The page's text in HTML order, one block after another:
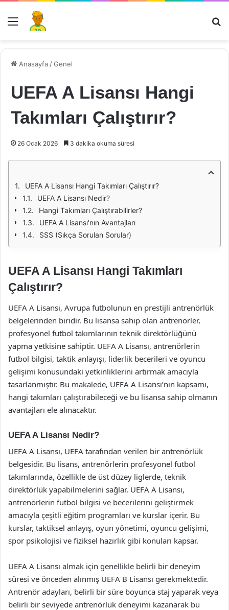
Menü
Anasayfa /Genel
UEFA A Lisansı Hangi
Takımları Çalıştırır?
26 Ocak 2026 3 dakika okuma süresi
UEFA A Lisansı Hangi Takımları Çalıştırır?
UEFA A Lisansı Nedir?
Hangi Takımları Çalıştırabilirler?
UEFA A Lisansı'nın Avantajları
SSS (Sıkça Sorulan Sorular)
UEFA A Lisansı Hangi Takımları
Çalıştırır?
UEFA A Lisansı, Avrupa futbolunun en prestijli antrenörlük
belgelerinden biridir. Bu lisansa sahip olan antrenörler,
profesyonel futbol takımlarının teknik direktörlüğünü
yapma yetkisine sahiptir. UEFA A Lisansı, antrenörlerin
futbol bilgisi, taktik anlayışı, liderlik becerileri ve oyuncu
gelişimi konusundaki yetkinliklerini artırmak amacıyla
tasarlanmıştır. Bu makalede, UEFA A Lisansı’nın kapsamı,
hangi takımları çalıştırabileceği ve bu lisansa sahip olmanın
avantajları ele alınacaktır.
UEFA A Lisansı Nedir?
UEFA A Lisansı, UEFA tarafından verilen bir antrenörlük
belgesidir. Bu lisans, antrenörlerin profesyonel futbol
takımlarında, özellikle de üst düzey liglerde, teknik
direktörlük yapabilmelerini sağlar. UEFA A Lisansı,
antrenörlerin futbol bilgisi ve becerilerini geliştirmek
amacıyla çeşitli eğitim programları ve kurslar içerir. Bu
kurslar, taktiksel anlayış, oyun yönetimi, oyuncu gelişimi,
spor psikolojisi ve fiziksel hazırlık gibi konuları kapsar.
UEFA A Lisansı almak için genellikle belirli bir deneyim
süresi ve önceden alınmış UEFA B Lisansı gerekmektedir.
Antrenör adayları, belirli bir süre boyunca staj yaparak veya
belirli bir seviyede antrenörlük deneyimi kazanarak bu